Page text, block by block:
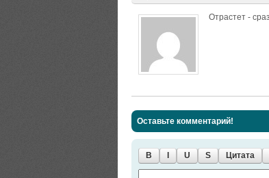
Отрастет -
Оставьте комментарий!
B U S Цитата